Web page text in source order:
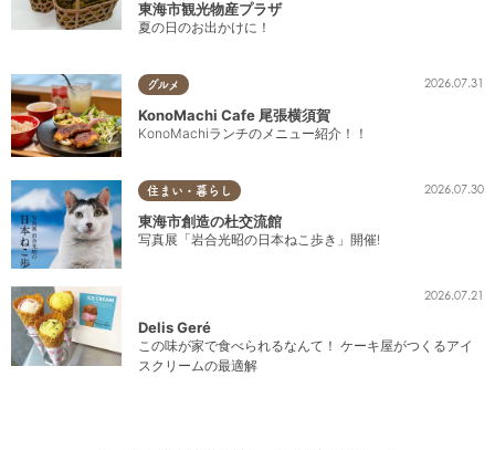
東海市観光物産プラザ
夏の日のお出かけに！
グルメ 2026.07.31
KonoMachi Cafe 尾張横須賀
KonoMachiランチのメニュー紹介！！
住まい・暮らし 2026.07.30
東海市創造の杜交流館
写真展「岩合光昭の日本ねこ歩き」開催!
2026.07.21
Delis Geré
この味が家で食べられるなんて！ ケーキ屋がつくるアイ
スクリームの最適解